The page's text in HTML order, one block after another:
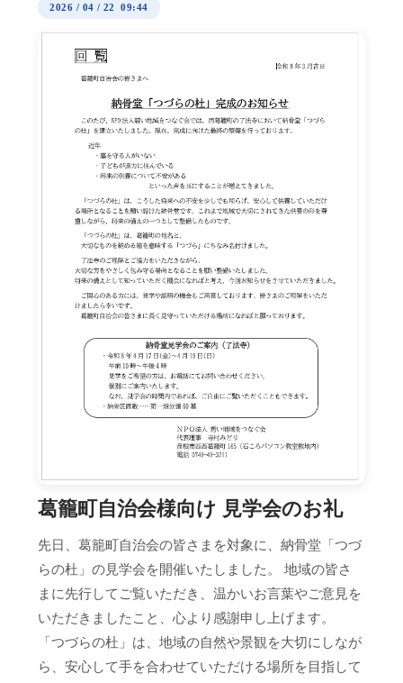
2026 / 04 / 22 09:44
葛籠町自治会様向け 見学会のお礼
先日、葛籠町自治会の皆さまを対象に、納骨堂「つづ
らの杜」の見学会を開催いたしました。 地域の皆さ
まに先行してご覧いただき、温かいお言葉やご意見を
いただきましたこと、心より感謝申し上げます。
「つづらの杜」は、地域の自然や景観を大切にしなが
ら、安心して手を合わせていただける場所を目指して